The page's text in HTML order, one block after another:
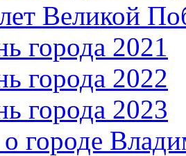
Великой
города 2021
города 2022
города 2023
городе